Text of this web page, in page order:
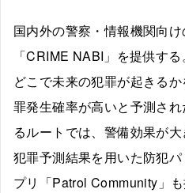
国内外の警察・情報機関向
「CRIME NABI」を提供す
どこで未来の犯罪が起きる
罪発生確率が高いと予測さ
るルートでは、警備効果が大
犯罪予測結果を用いた防犯
プリ「Patrol Community」